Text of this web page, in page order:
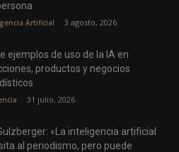
Artificial 3 agosto, 2026
ejemplos de uso de la IA en
productos y negocios
31 julio, 2026
«La inteligencia artificial
al periodismo, pero puede